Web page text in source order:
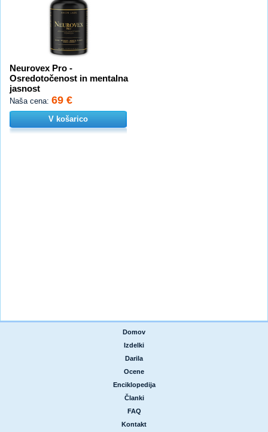
Neurovex Pro -
Osredotočenost in mentalna
jasnost
Naša cena: 69 €
V košarico
Domov
Izdelki
Darila
Ocene
Enciklopedija
Članki
FAQ
Kontakt